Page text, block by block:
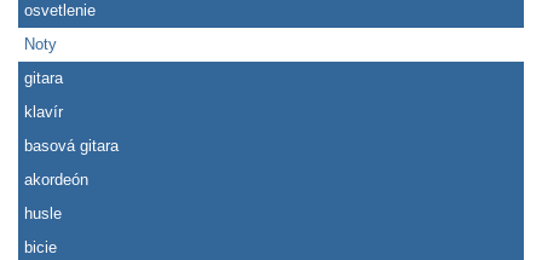
osvetlenie
Noty
gitara
klavír
basová gitara
akordeón
husle
bicie